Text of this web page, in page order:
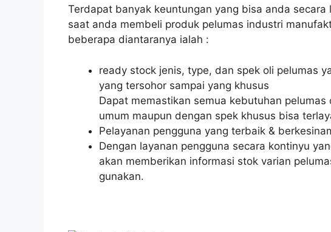
Terdapat banyak keuntungan yang bisa anda
saat anda membeli produk pelumas industri
beberapa diantaranya ialah :
ready stock jenis, type, dan spek oli pelumas
yang tersohor sampai yang khusus
Dapat memastikan semua kebutuhan
umum maupun dengan spek khusus bisa
Pelayanan pengguna yang terbaik &
Dengan layanan pengguna secara kontinyu
akan memberikan informasi stok varian
gunakan.